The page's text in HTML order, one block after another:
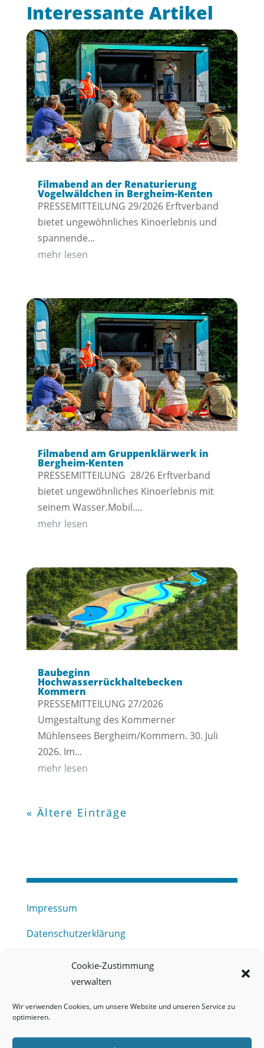
Cookie-Zustimmung
verwalten
Wir verwenden Cookies, um unsere Website und unseren Service zu
optimieren.
Interessante Artikel
Filmabend an der Renaturierung
Vogelwäldchen in Bergheim-Kenten
PRESSEMITTEILUNG 29/2026 Erftverband
bietet ungewöhnliches Kinoerlebnis und
spannende...
mehr lesen
Filmabend am Gruppenklärwerk in
Bergheim-Kenten
PRESSEMITTEILUNG 28/26 Erftverband
bietet ungewöhnliches Kinoerlebnis mit
seinem Wasser.Mobil....
mehr lesen
Baubeginn
Hochwasserrückhaltebecken
Kommern
PRESSEMITTEILUNG 27/2026
Umgestaltung des Kommerner
Mühlensees Bergheim/Kommern. 30. Juli
2026. Im...
mehr lesen
« Ältere Einträge
Impressum
Datenschutzerklärung
Haftungsausschluss
Barrierefreiheitserklärung
Meldestelle (HinSchG) des Erftverbandes